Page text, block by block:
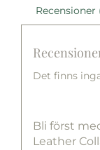
Recensioner
Det finns
Bli först
Leather